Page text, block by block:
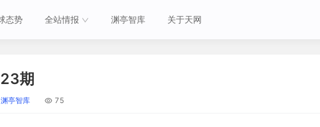
态势 全站情报 渊亭智库 关于天网
期
渊亭智库 75